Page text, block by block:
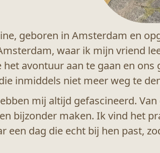
geboren in Amsterdam en
waar ik mijn vriend
het avontuur aan te gaan en
inmiddels niet meer weg te
mij altijd gefascineerd.
bijzonder maken. Ik vind het
een dag die echt bij hen past,